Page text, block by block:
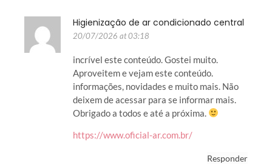
Higienização de ar condicionado central
20/07/2026 at 03:18
incrível este conteúdo. Gostei muito.
Aproveitem e vejam este conteúdo.
informações, novidades e muito mais. Não
deixem de acessar para se informar mais.
Obrigado a todos e até a próxima.
https://www.oficial-ar.com.br/
Responder